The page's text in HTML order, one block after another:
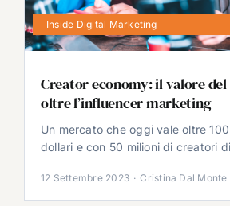
Inside Digital Marketing
Creator economy: il valore
oltre l’influencer marketing
Un mercato che oggi vale oltre
dollari e con 50 milioni di creatori
12 Settembre 2023 · Cristina Dal Monte